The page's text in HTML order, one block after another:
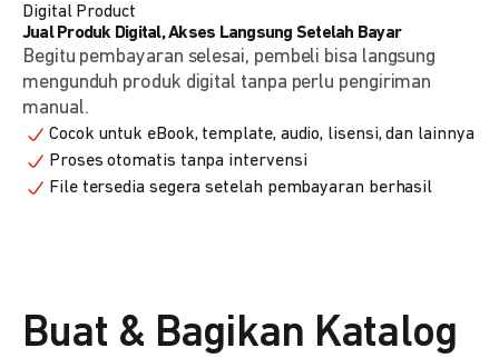
Digital Product
Jual Produk Digital, Akses Langsung Setelah Bayar
Begitu pembayaran selesai, pembeli bisa langsung
mengunduh produk digital tanpa perlu pengiriman
manual.
Cocok untuk eBook, template, audio, lisensi, dan lainnya
Proses otomatis tanpa intervensi
File tersedia segera setelah pembayaran berhasil
Buat & Bagikan Katalog